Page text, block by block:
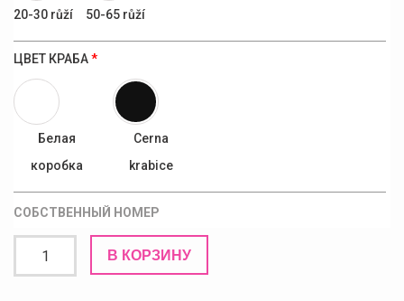
20-30 růží 50-65 růží
ЦВЕТ КРАБА*
Белая
коробка
Cerna
krabice
СОБСТВЕННЫЙ НОМЕР
В КОРЗИНУ